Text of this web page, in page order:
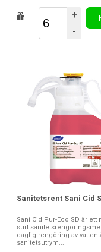
+
-
Sanitetsrent Sani Cid
Sani Cid Pur-Eco SD är ett
surt
daglig rengöring av
sanitetsutrym...